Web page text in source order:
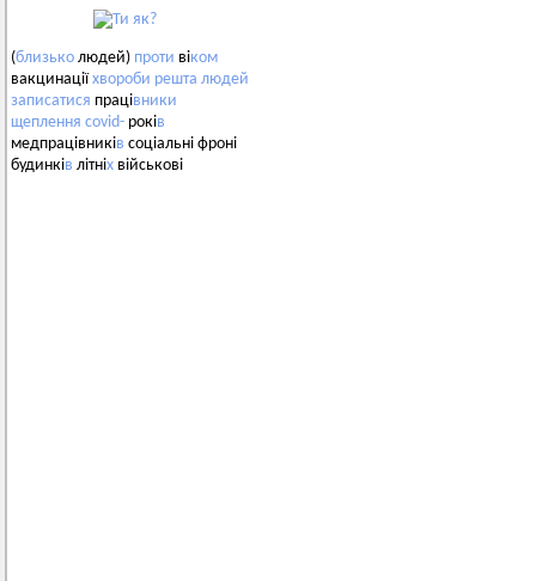
(близько людей) проти віком
вакцинаціїхвороби решта людей
записатися працівники
щеплення covid- років
медпрацівників соціальні фроні
будинків літніх військові